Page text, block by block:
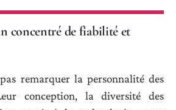
concentré de fiabilité et
remarquer la personnalité des
conception, la diversité des